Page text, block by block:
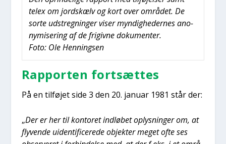
telex om jord­s­kælv og kort over områ­det. De
sor­te udstreg­nin­ger viser myn­dig­he­der­nes ano­
ny­mi­se­ring af de fri­giv­ne doku­men­ter.
Foto: Ole Hen­nings­en
Rap­por­ten fort­sæt­tes
På en til­fø­jet side 3 den 20. janu­ar 1981 står der:
„Der er her til kon­to­ret ind­lø­bet oplys­nin­ger om, at
fly­ven­de uiden­ti­fi­ce­re­de objek­ter meget ofte ses